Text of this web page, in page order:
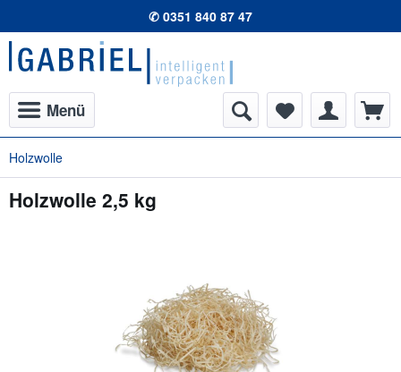
✆ 0351 840 87 47
Menü
Holzwolle
Holzwolle 2,5 kg